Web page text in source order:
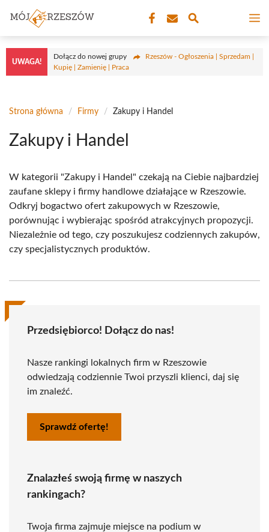
treści
UWAGA!
Dołącz do nowej grupy
Rzeszów - Ogłoszenia | Sprzedam |
Kupię | Zamienię | Praca
Strona główna / Firmy / Zakupy i Handel
Zakupy i Handel
W kategorii "Zakupy i Handel" czekają na Ciebie najbardziej
zaufane sklepy i firmy handlowe działające w Rzeszowie.
Odkryj bogactwo ofert zakupowych w Rzeszowie,
porównując i wybierając spośród atrakcyjnych propozycji.
Niezależnie od tego, czy poszukujesz codziennych zakupów,
czy specjalistycznych produktów.
Przedsiębiorco! Dołącz do nas!
Nasze rankingi lokalnych firm w Rzeszowie
odwiedzają codziennie Twoi przyszli klienci, daj się
im znaleźć.
Sprawdź ofertę!
Znalazłeś swoją firmę w naszych
rankingach?
Twoja firma zajmuje miejsce na podium w